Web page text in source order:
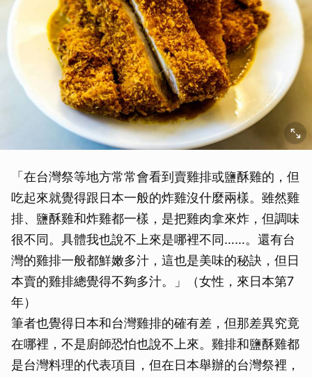
「在台灣祭等地方常常會看到賣雞排或鹽酥雞的，但
吃起來就覺得跟日本一般的炸雞沒什麼兩樣。雖然雞
排、鹽酥雞和炸雞都一樣，是把雞肉拿來炸，但調味
很不同。具體我也說不上來是哪裡不同……。還有台
灣的雞排一般都鮮嫩多汁，這也是美味的秘訣，但日
本賣的雞排總覺得不夠多汁。」（女性，來日本第7
年）
筆者也覺得日本和台灣雞排的確有差，但那差異究竟
在哪裡，不是廚師恐怕也說不上來。雞排和鹽酥雞都
是台灣料理的代表項目，但在日本舉辦的台灣祭裡，